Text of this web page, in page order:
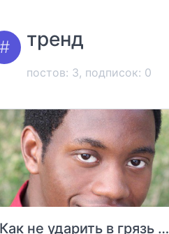
тренд
постов: 3, подписок: 0
Как не ударить в грязь лицом, перед заказчиком